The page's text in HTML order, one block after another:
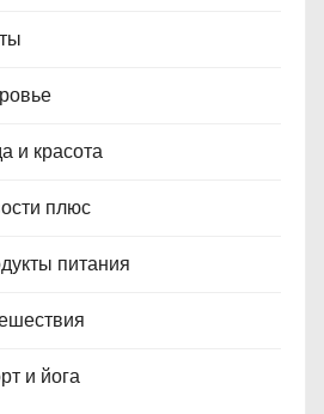
и красота
плюс
питания
и йога